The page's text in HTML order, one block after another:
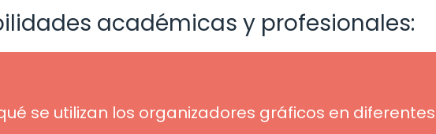
académicas y profesionales:
se utilizan los organizadores gráficos en